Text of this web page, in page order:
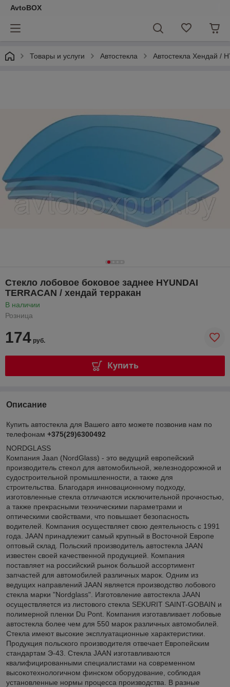
AvtoBOX
Товары и услуги Автостекла Автостекла Хендай /
Стекло лобовое боковое заднее HYUNDAI
TERRACAN / хендай терракан
В наличии
Розница
174 руб.
Купить
Описание
Купить автостекла для Вашего авто можете позвонив нам по
телефонам +375(29)6300492
NORDGLASS
Компания Jaan (NordGlass) - это ведущий европейский
производитель стекол для автомобильной, железнодорожной и
судостроительной промышленности, а также для
строительства. Благодаря инновационному подходу,
изготовленные стекла отличаются исключительной прочностью,
а также прекрасными техническими параметрами и
оптическими свойствами, что повышает безопасность
водителей. Компания осуществляет свою деятельность с 1991
года. JAAN принадлежит самый крупный в Восточной Европе
оптовый склад. Польский производитель автостекла JAAN
известен своей качественной продукцией. Компания
поставляет на российский рынок большой ассортимент
запчастей для автомобилей различных марок. Одним из
ведущих направлений JAAN является производство лобового
стекла марки "Nordglass". Изготовление автостекла JAAN
осуществляется из листового стекла SEKURIT SAINT-GOBAIN и
полимерной пленки Du Pont. Компания изготавливает лобовые
автостекла более чем для 550 марок различных автомобилей.
Стекла имеют высокие эксплуатационные характеристики.
Продукция польского производителя отвечает Европейским
стандартам Э-43. Стекла JAAN изготавливаются
квалифицированными специалистами на современном
высокотехнологичном финском оборудование, соблюдая
установленные нормы процесса производства. В разные